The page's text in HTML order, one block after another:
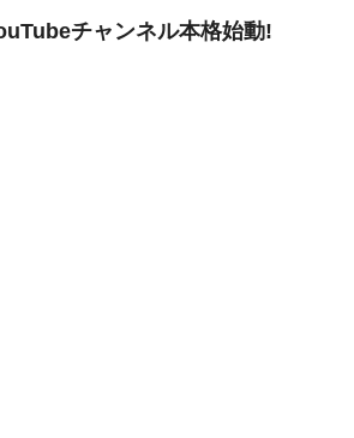
チャンネル本格始動!